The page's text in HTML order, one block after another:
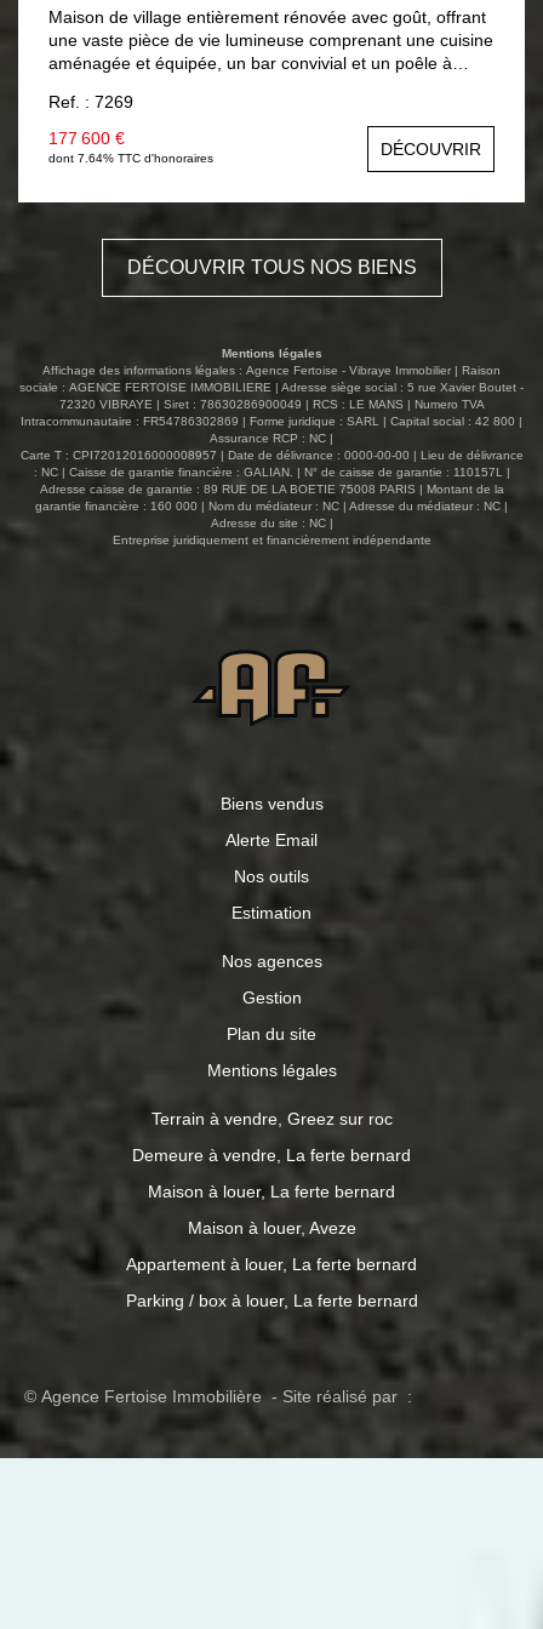
Maison de village entièrement rénovée avec goût, offrant
une vaste pièce de vie lumineuse comprenant une cuisine
aménagée et équipée, un bar convivial et un poêle à
une pièce de stockage, une cave et un WC avec lave-
mains. À l'étage, un palier dessert d'un côté, deux
chambres, de l'autre : une pièce pouvant faire office de
supplémentaires ainsi qu'une salle de bains complète.
potentiel supplémentaire. À l'extérieur, un jardin clos avec
dépendances complète cet ensemble alliant charme,
confort et fonctionnalité.
Ref. : 7269
177 600 €
dont 7.64% TTC d'honoraires DÉCOUVRIR
DÉCOUVRIR TOUS NOS BIENS
Mentions légales
Affichage des informations légales : Agence Fertoise - Vibraye Immobilier | Raison
sociale : AGENCE FERTOISE IMMOBILIERE | Adresse siège social : 5 rue Xavier Boutet -
72320 VIBRAYE | Siret : 78630286900049 | RCS : LE MANS | Numero TVA
Intracommunautaire : FR54786302869 | Forme juridique : SARL | Capital social : 42 800 |
Assurance RCP : NC |
Carte T : CPI72012016000008957 | Date de délivrance : 0000-00-00 | Lieu de délivrance
: NC | Caisse de garantie financière : GALIAN. | N° de caisse de garantie : 110157L |
Adresse caisse de garantie : 89 RUE DE LA BOETIE 75008 PARIS | Montant de la
garantie financière : 160 000 | Nom du médiateur : NC | Adresse du médiateur : NC |
Adresse du site : NC |
Entreprise juridiquement et financièrement indépendante
Biens vendus
Alerte Email
Nos outils
Estimation
Nos agences
Gestion
Plan du site
Mentions légales
Terrain à vendre, Greez sur roc
Demeure à vendre, La ferte bernard
Maison à louer, La ferte bernard
Maison à louer, Aveze
Appartement à louer, La ferte bernard
Parking / box à louer, La ferte bernard
© Agence Fertoise Immobilière - Site réalisé par :